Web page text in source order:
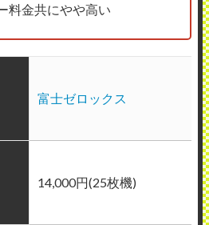
金共にやや高い
富士ゼロックス
14,000円(25枚機)